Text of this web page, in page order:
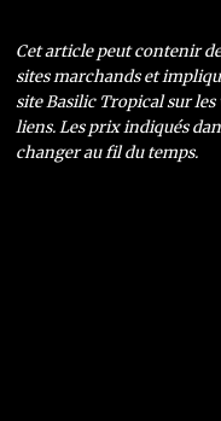
Cet article peut contenir
sites marchands et
site Basilic Tropical sur les
liens. Les prix indiqués
changer au fil du temps.